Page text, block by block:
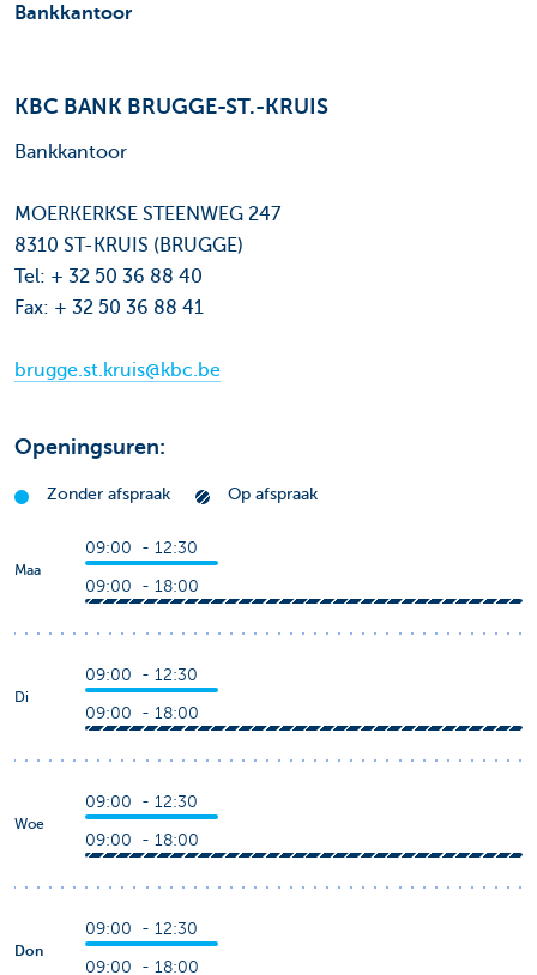
Bankkantoor
KBC BANK BRUGGE-ST.-KRUIS
Bankkantoor
MOERKERKSE STEENWEG 247
8310 ST-KRUIS (BRUGGE)
Tel: + 32 50 36 88 40
Fax: + 32 50 36 88 41
brugge.st.kruis@kbc.be
Openingsuren:
Zonder afspraak Op afspraak
Maa
09:00 - 12:30
09:00 - 18:00
Di
09:00 - 12:30
09:00 - 18:00
Woe
09:00 - 12:30
09:00 - 18:00
Don
09:00 - 12:30
09:00 - 18:00